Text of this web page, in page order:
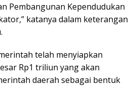
Pembangunan Kependudukan
katanya dalam keterangan
telah menyiapkan
Rp1 triliun yang akan
daerah sebagai bentuk